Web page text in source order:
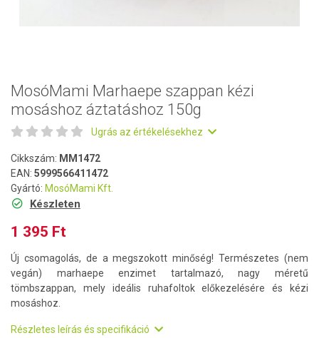
MosóMami Marhaepe szappan kézi
mosáshoz áztatáshoz 150g
Ugrás az értékelésekhez
Cikkszám: MM1472
EAN: 5999566411472
Gyártó: MosóMami Kft.
Készleten
1 395 Ft
Új csomagolás, de a megszokott minőség! Természetes (nem
vegán) marhaepe enzimet tartalmazó, nagy méretű
tömbszappan, mely ideális ruhafoltok előkezelésére és kézi
mosáshoz.
Részletes leírás és specifikáció